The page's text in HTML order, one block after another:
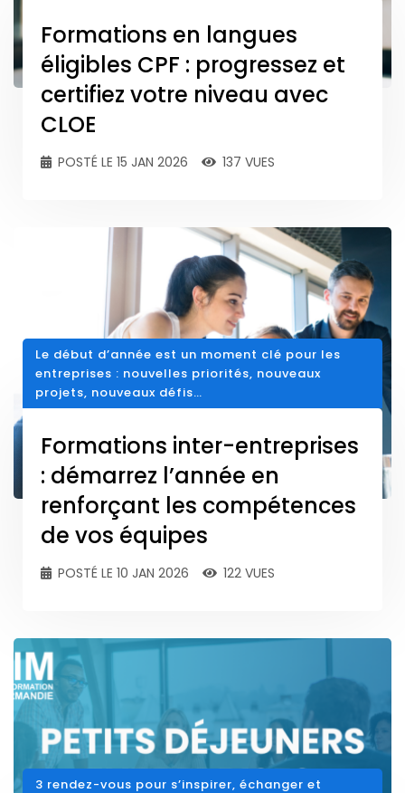
Formations en langues
éligibles CPF : progressez et
certifiez votre niveau avec
CLOE
POSTÉ LE 15 JAN 2026 137 VUES
Le début d’année est un moment clé pour les
entreprises : nouvelles priorités, nouveaux
projets, nouveaux défis…
Formations inter-entreprises
: démarrez l’année en
renforçant les compétences
de vos équipes
POSTÉ LE 10 JAN 2026 122 VUES
3 rendez-vous pour s’inspirer, échanger et